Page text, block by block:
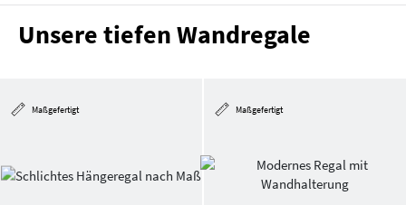
Unsere tiefen Wandregale
Maßgefertigt Maßgefertigt